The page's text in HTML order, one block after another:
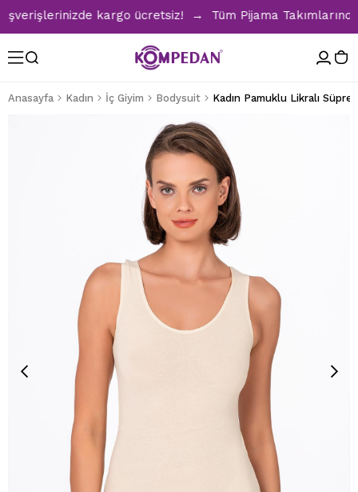
kargo ücretsiz! → Tüm Pijama
Anasayfa Kadın İç Giyim Bodysuit